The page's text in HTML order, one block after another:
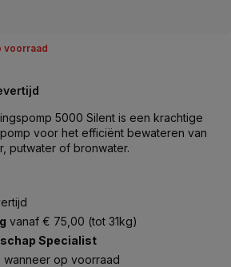
voorraad
5000 Silent is een krachtige
voor het efficiënt bewateren van
putwater of bronwater.
vanaf € 75,00 (tot 31kg)
Specialist
, wanneer op voorraad